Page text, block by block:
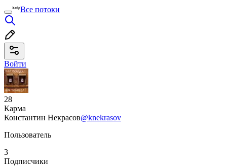
Все потоки
Войти
28
Карма
Константин Некрасов@knekrasov
Пользователь
3
Подписчики